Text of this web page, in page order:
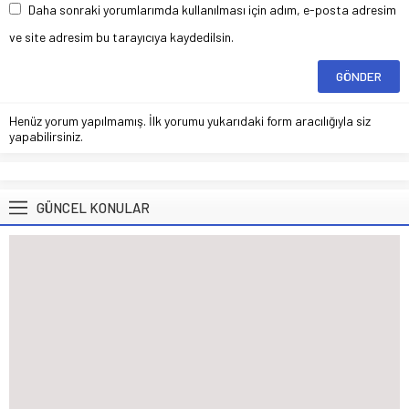
Daha sonraki yorumlarımda kullanılması için adım, e-posta adresim
ve site adresim bu tarayıcıya kaydedilsin.
Henüz yorum yapılmamış. İlk yorumu yukarıdaki form aracılığıyla siz
yapabilirsiniz.
GÜNCEL KONULAR